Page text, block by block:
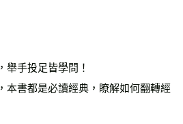
舉手投足皆學問！
本書都是必讀經典，瞭解如何翻轉經